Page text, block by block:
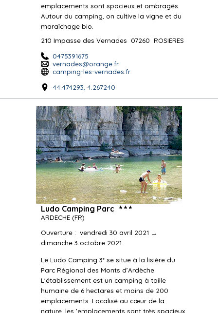
emplacements sont spacieux et ombragés.
Autour du camping, on cultive la vigne et du
maraîchage bio.
210 Impasse des Vernades 07260 ROSIERES
0475391675
vernades@orange.fr
camping-les-vernades.fr
44.474293, 4.267240
Ludo Camping Parc ★★★
ARDECHE (FR)
Ouverture : vendredi 30 avril 2021 →
dimanche 3 octobre 2021
Le Ludo Camping 3* se situe à la lisière du
Parc Régional des Monts d’Ardèche.
L'établissement est un camping à taille
humaine de 6 hectares et moins de 200
emplacements. Localisé au cœur de la
nature, les ’emplacements sont très spacieux